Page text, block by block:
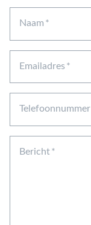
Naam
Emailadres
Telefoonnummer
Bericht